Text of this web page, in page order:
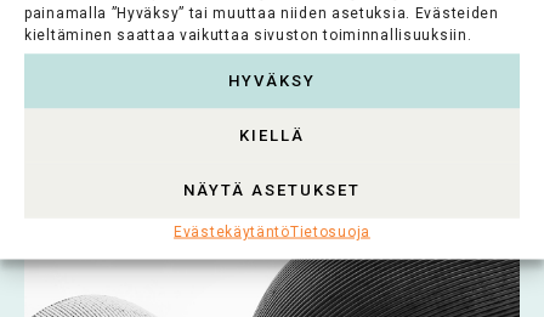
painamalla ”Hyväksy” tai muuttaa niiden asetuksia. Evästeiden
kieltäminen saattaa vaikuttaa sivuston toiminnallisuuksiin.
HYVÄKSY
KIELLÄ
NÄYTÄ ASETUKSET
EvästekäytäntöTietosuoja
Jenny ja Antti Wihurin rahasto rakentaa
hyvinvoivan yhteiskunnan perusedellytyksiä
mahdollistamalla tiedettä, taidetta ja
yhteiskunnallista...